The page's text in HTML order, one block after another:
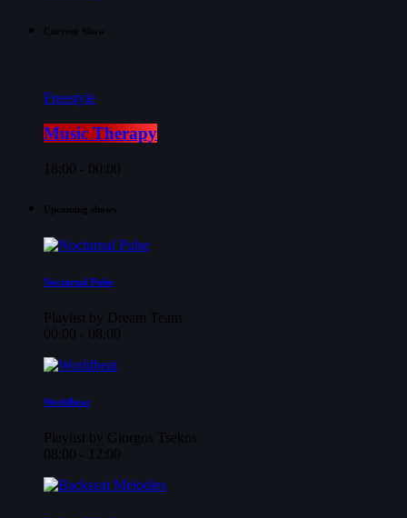
Current Show
Freestyle
Music Therapy
18:00 - 00:00
Upcoming shows
Nocturnal Pulse
Playlist by Dream Team
00:00 - 08:00
Worldbeat
Playlist by Giorgos Tsekos
08:00 - 12:00